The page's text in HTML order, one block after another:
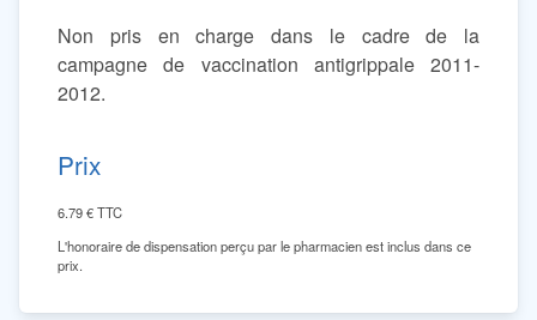
Non pris en charge dans le cadre de la
campagne de vaccination antigrippale 2011-
2012.
Prix
6.79€ TTC
L'honoraire de dispensation perçu par le pharmacien est inclus dans ce
prix.